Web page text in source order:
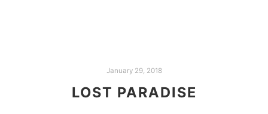
January 29, 2018
LOST PARADISE